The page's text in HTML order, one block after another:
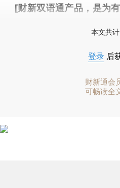
[财新双语通产品，是为
本文共
登录 后
财新通会
可畅读全